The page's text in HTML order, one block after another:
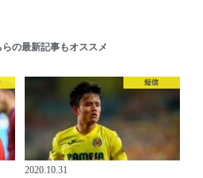
らの最新記事もオススメ
短信
2020.10.31